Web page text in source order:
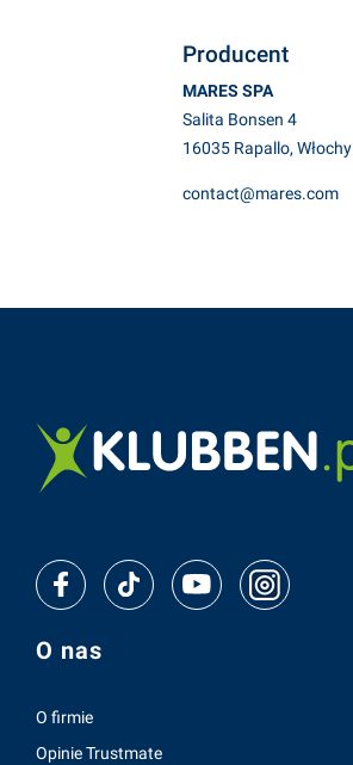
Producent
MARES SPA
Salita Bonsen 4
16035 Rapallo, Włochy
contact@mares.com
Linki w stopce
O nas
O firmie
Opinie Trustmate